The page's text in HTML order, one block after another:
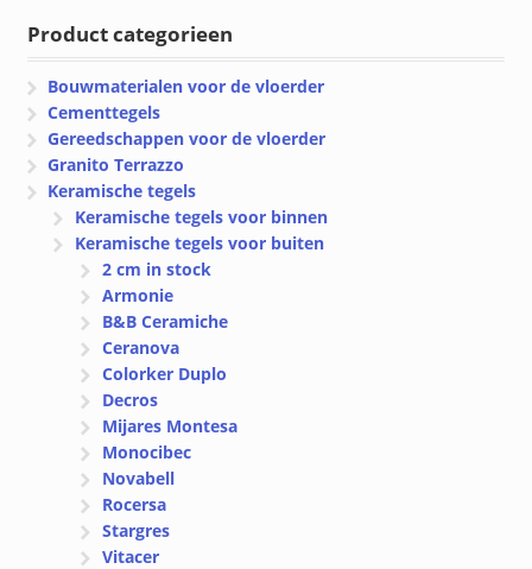
Product categorieen
Bouwmaterialen voor de vloerder
Cementtegels
Gereedschappen voor de vloerder
Granito Terrazzo
Keramische tegels
Keramische tegels voor binnen
Keramische tegels voor buiten
2 cm in stock
Armonie
B&B Ceramiche
Ceranova
Colorker Duplo
Decros
Mijares Montesa
Monocibec
Novabell
Rocersa
Stargres
Vitacer